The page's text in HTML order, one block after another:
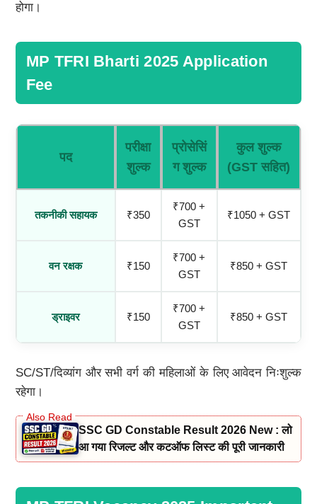
होगा।
MP TFRI Bharti 2025 Application
Fee
पद
परीक्षा
शुल्क
प्रोसेसिं
ग शुल्क
कुल शुल्क
(GSTसहित)
तकनीकी सहायक ₹350
₹700 +
GST
₹1050 + GST
वन रक्षक ₹150
₹700 +
GST
₹850 + GST
ड्राइवर ₹150
₹700 +
GST
₹850 + GST
SC/ST/दिव्यांग और सभी वर्ग की महिलाओं के लिए आवेदन निःशुल्क
रहेगा।
SSC GD Constable Result 2026 New : लो
आ गया रिजल्ट और कटऑफ लिस्ट की पूरी जानकारी